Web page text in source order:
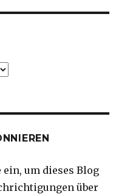
ein, um dieses Blog
über